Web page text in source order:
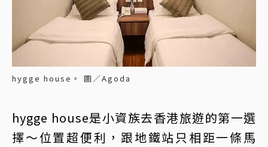
hygge house。 圖／Agoda
hygge house是小資族去香港旅遊的第一選
擇～位置超便利，跟地鐵站只相距一條馬